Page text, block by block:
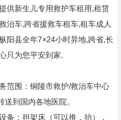
供新生儿专用救护车租用,租赁
治车,跨省援救车租车,租车成人
阳县全年7×24小时异地,跨省,长
只为您平安到家.
范围：铜陵市救护/救治车中心
到国内各地医院。
备：担架床（可以推，抬），